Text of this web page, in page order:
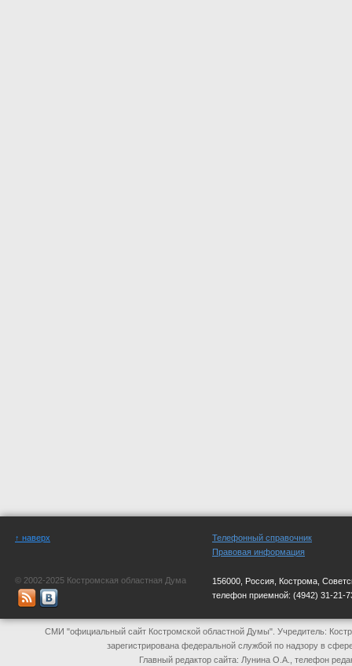
↑ наверх
© 2002-2025 Костромская областная Дума
Телефонный справочник
Правовая информация
156000, Россия, Кострома,
телефон приемной: (4942) 31-21-
СМИ "официальный сайт Костромской областной Думы". Учредитель:
зарегистрирована федеральной службой по надзору в
Главный редактор сайта: Лунина О.А., телефон